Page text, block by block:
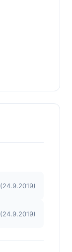
(24.9.2019)
(24.9.2019)